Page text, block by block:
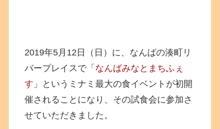
2019年5月12日（日）に、なんばの湊町リ
バープレイスで「 なんばみなとまちふぇ
す 」というミナミ最大の食イベントが初開
催されることになり、その試食会に参加さ
せていただきました。